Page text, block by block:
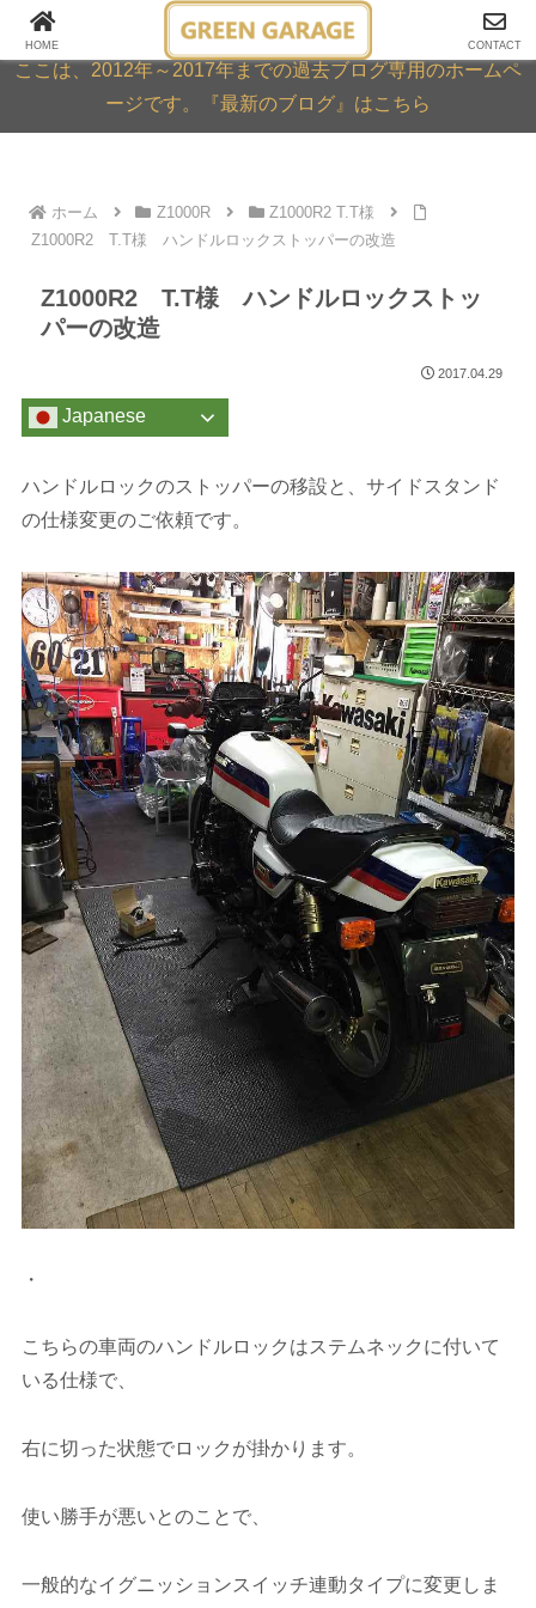
GREEN GARAGE ARCHIVE
ここは、2012年～2017年までの過去ブログ専用のホームペ
ージです。『最新のブログ』はこちら
ホーム Z1000R
Z1000R2 T.T様
Z1000R2 T.T様 ハンドルロックストッパーの改造
Z1000R2 T.T様 ハンドルロックストッ
パーの改造
2017.04.29
Japanese
ハンドルロックのストッパーの移設と、サイドスタンド
の仕様変更のご依頼です。
・
こちらの車両のハンドルロックはステムネックに付いて
いる仕様で、
右に切った状態でロックが掛かります。
使い勝手が悪いとのことで、
一般的なイグニッションスイッチ連動タイプに変更しま
HOME CONTACT